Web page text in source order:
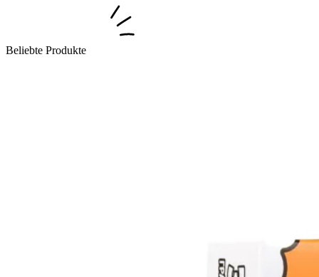
Beliebte Produkte